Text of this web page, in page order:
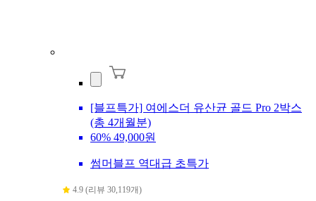
[블프특가] 여에스더 유산균 골드 Pro 2박스
(총 4개월분)
60% 49,000원
썸머블프 역대급 초특가
4.9 (리뷰 30,119개)